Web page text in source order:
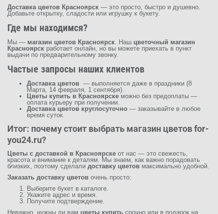
Доставка цветов Красноярск — это просто, быстро и душевно.
Добавьте открытку, сладости или игрушку к букету.
Где мы находимся?
Мы — магазин цветов Красноярск . Наш цветочный магазин
Красноярск работает онлайн, но вы можете приехать в пункт
выдачи по предварительному звонку.
Частые запросы наших клиентов
Доставка цветов — выполняется даже в праздники (8
Марта, 14 февраля, 1 сентября).
Цветы купить в Красноярске можно без предоплаты —
оплата курьеру при получении.
Доставка цветов круглосуточно — заказывайте в любое
время суток.
Итог: почему стоит выбрать магазин цветовfor-
you24.ru?
Цветы с доставкой в Красноярске от нас — это свежесть,
красота и внимание к деталям. Мы знаем, как важно порадовать
близких, поэтому сделали доставку цветов максимально удобной.
Заказать доставку цветов очень просто:
Выберите букет в каталоге.
Укажите адрес и время.
Получите подтверждение.
Неважно, нужны ли вам цветы купить срочно или в подарок на